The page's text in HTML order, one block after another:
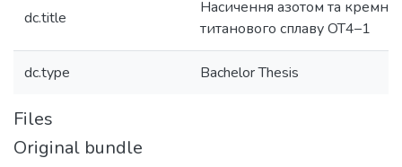
dc.title
Насичення азотом та
титанового сплаву OT4–1
dc.type Bachelor Thesis
Files
Original bundle